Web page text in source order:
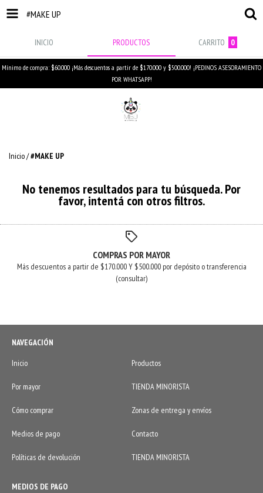
#MAKE UP
INICIO PRODUCTOS CARRITO 0
Mínimo de compra: $60.000 ¡Más descuentos a partir de $170.000 y $500.000! ¡PEDINOS ASESORAMIENTO
POR WHATSAPP!
Inicio/#MAKE UP
No tenemos resultados para tu búsqueda. Por
favor, intentá con otros filtros.
COMPRAS POR MAYOR
Más descuentos a partir de $170.000 Y $500.000 por depósito o transferencia
(consultar)
NAVEGACIÓN
Inicio
Productos
Por mayor TIENDA MINORISTA
Cómo comprar Zonas de entrega y envíos
Medios de pago Contacto
Políticas de devolución TIENDA MINORISTA
MEDIOS DE PAGO